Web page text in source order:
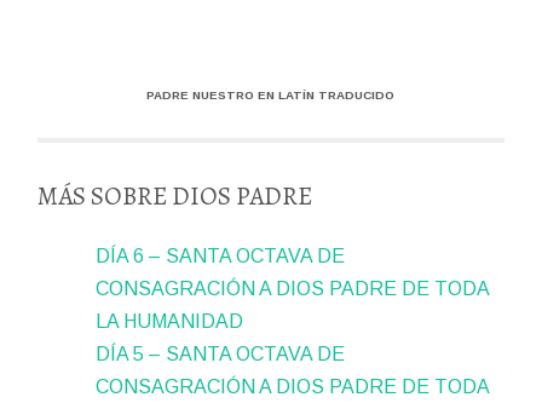
PADRE NUESTRO EN LATÍN TRADUCIDO
MÁS SOBRE DIOS PADRE
DÍA 6 – SANTA OCTAVA DE
CONSAGRACIÓN A DIOS PADRE DE TODA
LA HUMANIDAD
DÍA 5 – SANTA OCTAVA DE
CONSAGRACIÓN A DIOS PADRE DE TODA